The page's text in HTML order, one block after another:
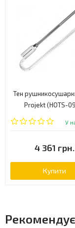
Тен
Projekt (HOTS-
У
4 361 грн.
Купити